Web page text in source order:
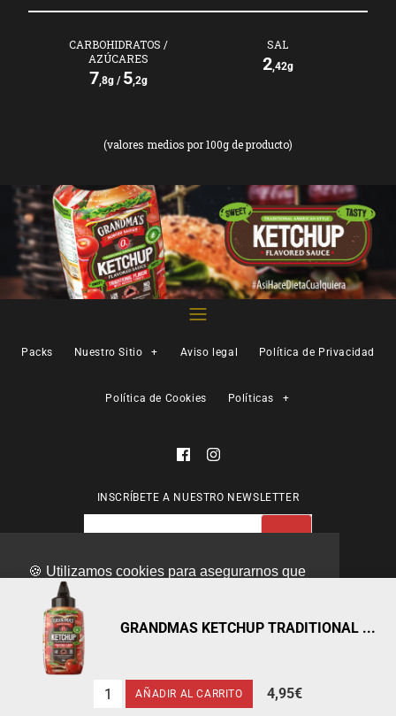
🍪 Utilizamos cookies para asegurarnos que
te podemos ofrecerte la mejor experiencia
posibleLeer más
CARBOHIDRATOS /
AZÚCARES
7,8g / 5,2g
SAL
2,42g
(valores medios por 100g de producto)
GRANDMAS KETCHUP TRADITIONAL ...
4,95€
Packs Nuestro Sitio + Aviso legal Política de Privacidad
Política de Cookies Políticas +
INSCRÍBETE A NUESTRO NEWSLETTER